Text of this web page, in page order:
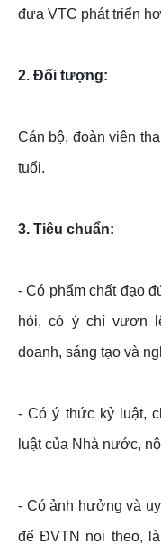
đưa VTC phát triển
2. Đối tượng:
Cán bộ, đoàn viên
tuổi.
3. Tiêu chuẩn:
- Có phẩm chất đạo
hỏi, có ý chí vươn
doanh, sáng tạo và
- Có ý thức kỷ luật,
luật của Nhà nước,
- Có ảnh hưởng và
để ĐVTN noi theo,